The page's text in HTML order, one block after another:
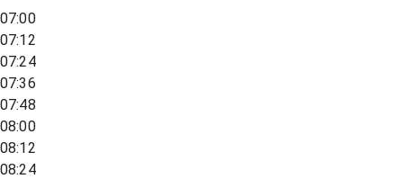
07:00
07:12
07:24
07:36
07:48
08:00
08:12
08:24